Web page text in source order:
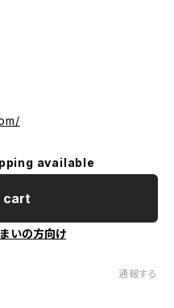
available
cart
いの方向け
通報する